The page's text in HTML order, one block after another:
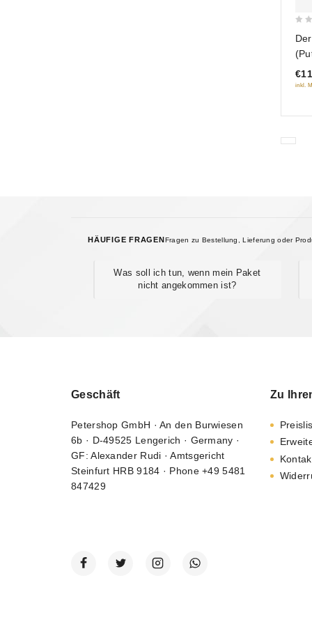
of
5
inkl.
HÄUFIGE FRAGENFragen zu Bestellung, Lieferung oder
Was soll ich tun, wenn mein Paket
nicht angekommen ist?
Geschäft
Petershop GmbH · An den Burwiesen
6b · D-49525 Lengerich · Germany ·
GF: Alexander Rudi · Amtsgericht
Steinfurt HRB 9184 · Phone +49 5481
847429
Zu